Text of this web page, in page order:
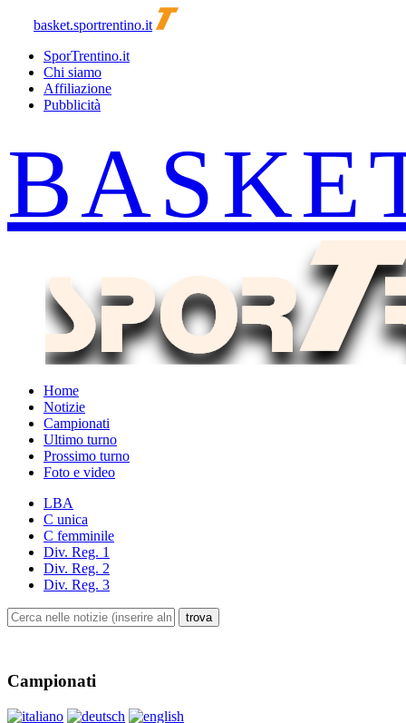
basket.sportrentino.it
SporTrentino.it
Chi siamo
Affiliazione
Pubblicità
Home
Notizie
Campionati
Ultimo turno
Prossimo turno
Foto e video
LBA
C unica
C femminile
Div. Reg. 1
Div. Reg. 2
Div. Reg. 3
Campionati